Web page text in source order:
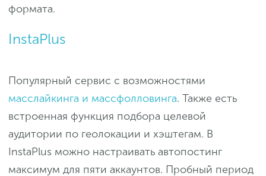
формата.
InstaPlus
Популярный сервис с возможностями
масслайкинга и массфолловинга. Также есть
встроенная функция подбора целевой
аудитории по геолокации и хэштегам. В
InstaPlus можно настраивать автопостинг
максимум для пяти аккаунтов. Пробный период